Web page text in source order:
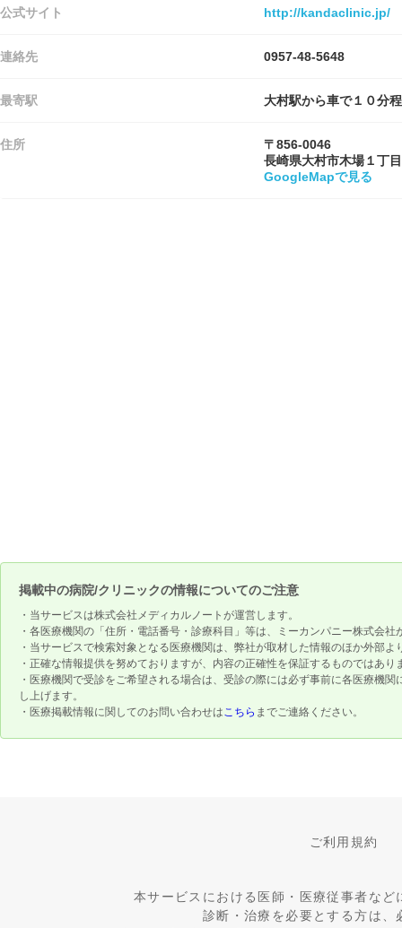
公式サイト http://kandaclinic.jp/
連絡先 0957-48-5648
最寄駅 大村駅から車で１０分
住所
〒856-0046
長崎県大村市木場１丁
GoogleMapで見る
掲載中の病院/クリニックの情報についてのご注意
・当サービスは株式会社メディカルノートが運営します。
・各医療機関の「住所・電話番号・診療科目」等は、ミーカンパニー株式会
・当サービスで検索対象となる医療機関は、弊社が取材した情報のほか外部
・正確な情報提供を努めておりますが、内容の正確性を保証するものではあり
・医療機関で受診をご希望される場合は、受診の際には必ず事前に各医療機
し上げます。
・医療掲載情報に関してのお問い合わせはこちら までご連絡ください。
ご利用規約
本サービスにおける医師・医療従事者な
診断・治療を必要とする方は